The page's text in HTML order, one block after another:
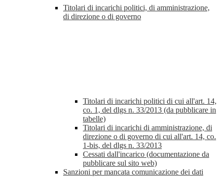
Titolari di incarichi politici, di amministrazione,
di direzione o di governo
Titolari di incarichi politici di cui all'art. 14,
co. 1, del dlgs n. 33/2013 (da pubblicare in
tabelle)
Titolari di incarichi di amministrazione, di
direzione o di governo di cui all'art. 14, co.
1-bis, del dlgs n. 33/2013
Cessati dall'incarico (documentazione da
pubblicare sul sito web)
Sanzioni per mancata comunicazione dei dati